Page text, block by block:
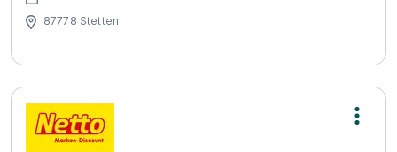
87778 Stetten